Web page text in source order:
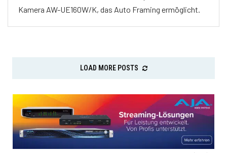
Kamera AW-UE160W/K, das Auto Framing ermöglicht.
LOAD MORE POSTS